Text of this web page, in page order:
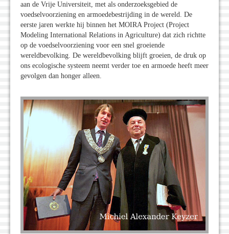
aan de Vrije Universiteit, met als onderzoeksgebied de
voedselvoorziening en armoedebestrijding in de wereld. De
eerste jaren werkte hij binnen het MOIRA Project (Project
Modeling International Relations in Agriculture) dat zich richtte
op de voedselvoorziening voor een snel groeiende
wereldbevolking. De wereldbevolking blijft groeien, de druk op
ons ecologische systeem neemt verder toe en armoede heeft meer
gevolgen dan honger alleen.